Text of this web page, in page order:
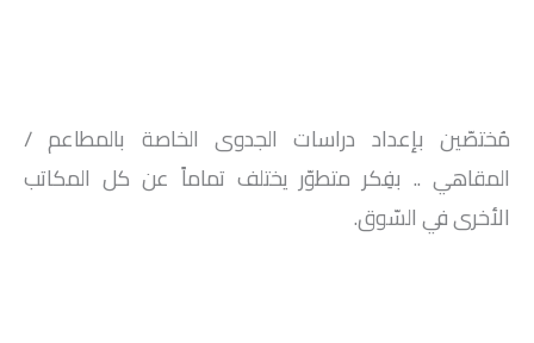
مُختصّين بإعداد دراسات الجدوى الخاصة بالمطاعم /
المقاهي .. بفِكر متطوّر يختلف تماماً عن كل المكاتب
الأخرى في السّوق.